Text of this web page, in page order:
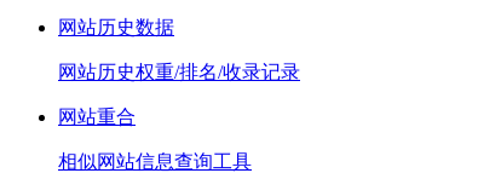
网站历史数据
网站历史权重/排名/收录记录
网站重合
相似网站信息查询工具